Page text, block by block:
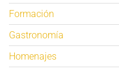
Formación
Gastronomía
Homenajes